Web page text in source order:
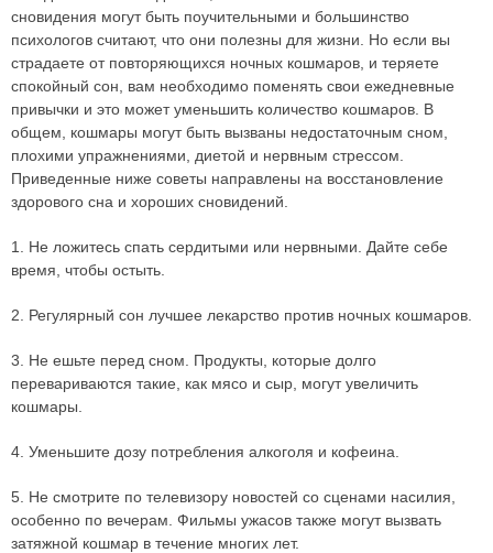
сновидения могут быть поучительными и большинство
психологов считают, что они полезны для жизни. Но если вы
страдаете от повторяющихся ночных кошмаров, и теряете
спокойный сон, вам необходимо поменять свои ежедневные
привычки и это может уменьшить количество кошмаров. В
общем, кошмары могут быть вызваны недостаточным сном,
плохими упражнениями, диетой и нервным стрессом.
Приведенные ниже советы направлены на восстановление
здорового сна и хороших сновидений.
1. Не ложитесь спать сердитыми или нервными. Дайте себе
время, чтобы остыть.
2. Регулярный сон лучшее лекарство против ночных кошмаров.
3. Не ешьте перед сном. Продукты, которые долго
перевариваются такие, как мясо и сыр, могут увеличить
кошмары.
4. Уменьшите дозу потребления алкоголя и кофеина.
5. Не смотрите по телевизору новостей со сценами насилия,
особенно по вечерам. Фильмы ужасов также могут вызвать
затяжной кошмар в течение многих лет.